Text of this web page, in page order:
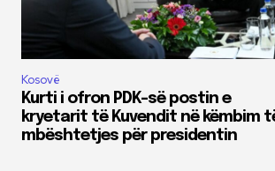
Kosovë
Kurti i ofron PDK-së postin e
kryetarit të Kuvendit në këmbim
mbështetjes për presidentin